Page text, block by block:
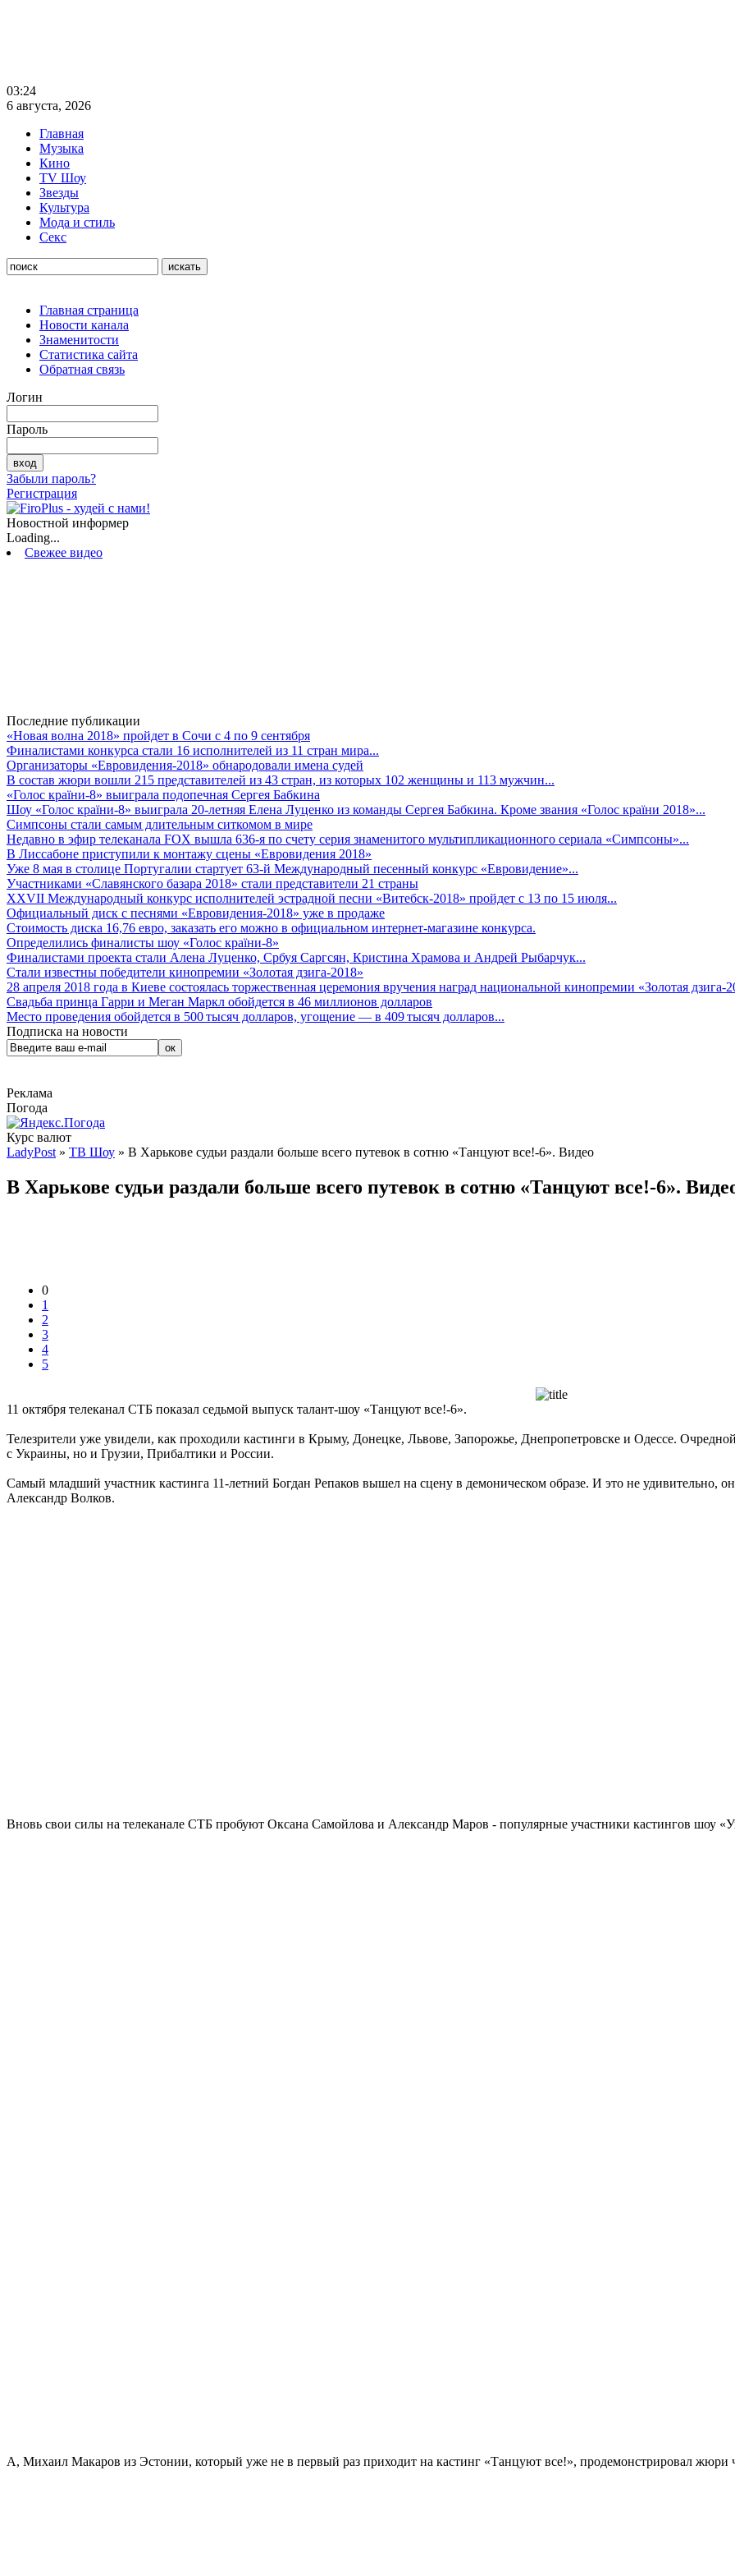
03:24
6 августа, 2026
Главная
Музыка
Кино
TV Шоу
Звезды
Культура
Мода и стиль
Секс
Главная страница
Новости канала
Знаменитости
Статистика сайта
Обратная связь
Логин
Пароль
Забыли пароль?
Регистрация
Новостной информер
Loading...
Свежее видео
Последние публикации
«Новая волна 2018» пройдет в Сочи с 4 по 9 сентября
Финалистами конкурса стали 16 исполнителей из 11 стран мира...
Организаторы «Евровидения-2018» обнародовали имена судей
В состав жюри вошли 215 представителей из 43 стран, из которых 102 женщины и 113 мужчин...
«Голос країни-8» выиграла подопечная Сергея Бабкина
Шоу «Голос країни-8» выиграла 20-летняя Елена Луценко из команды Сергея Бабкина. Кроме звания «Голос країни 2018»...
Симпсоны стали самым длительным ситкомом в мире
Недавно в эфир телеканала FOX вышла 636-я по счету серия знаменитого мультипликационного сериала «Симпсоны»...
В Лиссабоне приступили к монтажу сцены «Евровидения 2018»
Уже 8 мая в столице Португалии стартует 63-й Международный песенный конкурс «Евровидение»...
Участниками «Славянского базара 2018» стали представители 21 страны
XXVII Международный конкурс исполнителей эстрадной песни «Витебск-2018» пройдет с 13 по 15 июля...
Официальный диск с песнями «Евровидения-2018» уже в продаже
Стоимость диска 16,76 евро, заказать его можно в официальном интернет-магазине конкурса.
Определились финалисты шоу «Голос країни-8»
Финалистами проекта стали Алена Луценко, Србуя Саргсян, Кристина Храмова и Андрей Рыбарчук...
Стали известны победители кинопремии «Золотая дзига-2018»
28 апреля 2018 года в Киеве состоялась торжественная церемония вручения наград национальной кинопремии «Золотая дзига-
Свадьба принца Гарри и Меган Маркл обойдется в 46 миллионов долларов
Место проведения обойдется в 500 тысяч долларов, угощение — в 409 тысяч долларов...
Подписка на новости
Реклама
Погода
Курс валют
LadyPost » ТВ Шоу » В Харькове судьи раздали больше всего путевок в сотню «Танцуют все!-6». Видео
В Харькове судьи раздали больше всего путевок в сотню «Танцуют все!-6».
0
1
2
3
4
5
11 октября телеканал СТБ показал седьмой выпуск талант-шоу «Танцуют все!-6».
Телезрители уже увидели, как проходили кастинги в Крыму, Донецке, Львове, Запорожье, Днепропетровске и Одессе.
с Украины, но и Грузии, Прибалтики и России.
Самый младший участник кастинга 11-летний Богдан Репаков вышел на сцену в демоническом образе. И это не удивительно,
Александр Волков.
Вновь свои силы на телеканале СТБ пробуют Оксана Самойлова и Александр Маров - популярные участники кастингов шоу
А, Михаил Макаров из Эстонии, который уже не в первый раз приходит на кастинг «Танцуют все!», продемонстрировал жюри